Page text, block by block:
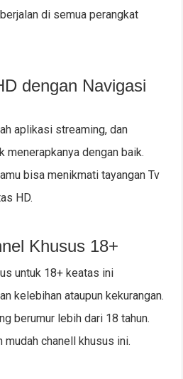
di semua perangkat
dengan Navigasi
aplikasi streaming, dan
menerapkanya dengan baik.
bisa menikmati tayangan Tv
HD.
Khusus 18+
untuk 18+ keatas ini
kelebihan ataupun kekurangan.
berumur lebih dari 18 tahun.
chanell khusus ini.